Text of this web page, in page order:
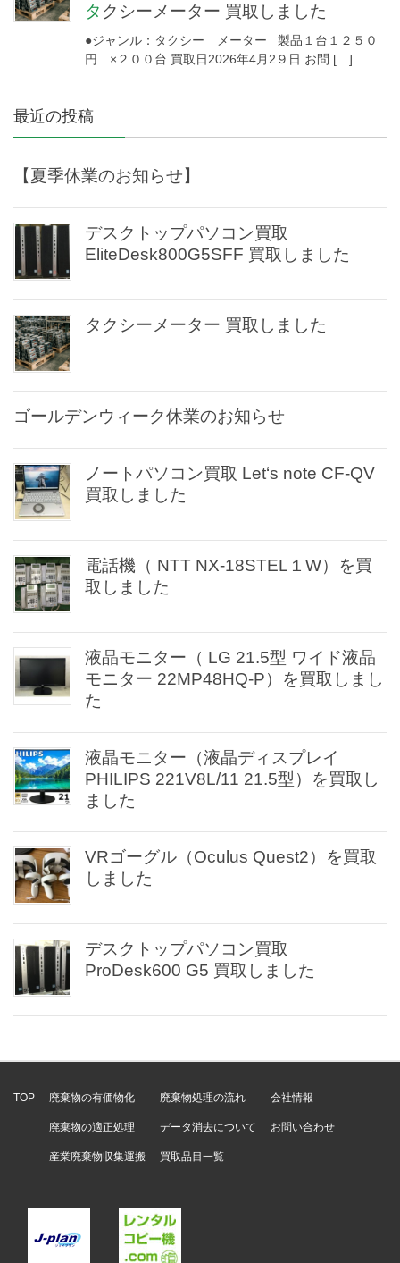
タクシーメーター 買取しました
●ジャンル：タクシー メーター 製品１台１２５０
円 ×２００台 買取日2026年4月2９日 お問 […]
最近の投稿
【夏季休業のお知らせ】
デスクトップパソコン買取
EliteDesk800G5SFF 買取しました
タクシーメーター 買取しました
ゴールデンウィーク休業のお知らせ
ノートパソコン買取 Let‘s note CF-QV
買取しました
電話機（ NTT NX-18STEL１W）を買
取しました
液晶モニター（ LG 21.5型 ワイド液晶
モニター 22MP48HQ-P）を買取しまし
た
液晶モニター（液晶ディスプレイ
PHILIPS 221V8L/11 21.5型）を買取し
ました
VRゴーグル（Oculus Quest2）を買取
しました
デスクトップパソコン買取
ProDesk600 G5 買取しました
TOP 廃棄物の有価物化
廃棄物の適正処理
産業廃棄物収集運搬
廃棄物処理の流れ
データ消去について
買取品目一覧
会社情報
お問い合わせ